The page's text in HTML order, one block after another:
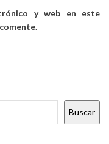
y web en este
Buscar